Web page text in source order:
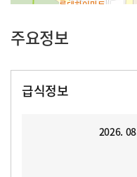
주요정보
급식정보
2026.